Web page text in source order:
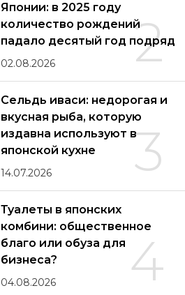
2
Японии: в 2025 году
количество рождений
падало десятый год подряд
02.08.2026
3
Сельдь иваси: недорогая и
вкусная рыба, которую
издавна используют в
японской кухне
14.07.2026
4
Туалеты в японских
комбини: общественное
благо или обуза для
бизнеса?
04.08.2026